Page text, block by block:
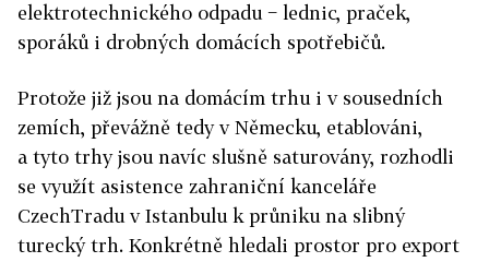
elektrotechnického odpadu − lednic, praček,
sporáků i drobných domácích spotřebičů.
Protože již jsou na domácím trhu i v sousedních
zemích, převážně tedy v Německu, etablováni,
a tyto trhy jsou navíc slušně saturovány, rozhodli
se využít asistence zahraniční kanceláře
CzechTradu v Istanbulu k průniku na slibný
turecký trh. Konkrétně hledali prostor pro export